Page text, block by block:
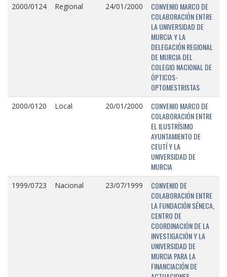
2000/0124 Regional 24/01/2000
CONVENIO MARCO DE
COLABORACIÓN ENTRE
LA UNIVERSIDAD DE
MURCIA Y LA
DELEGACIÓN REGIONAL
DE MURCIA DEL
COLEGIO NACIONAL DE
ÓPTICOS-
OPTOMESTRISTAS
2000/0120 Local 20/01/2000
CONVENIO MARCO DE
COLABORACIÓN ENTRE
EL ILUSTRÍSIMO
AYUNTAMIENTO DE
CEUTÍ Y LA
UNIVERSIDAD DE
MURCIA
1999/0723 Nacional 23/07/1999
CONVENIO DE
COLABORACIÓN ENTRE
LA FUNDACIÓN SÉNECA,
CENTRO DE
COORDINACIÓN DE LA
INVESTIGACIÓN Y LA
UNIVERSIDAD DE
MURCIA PARA LA
FINANCIACIÓN DE